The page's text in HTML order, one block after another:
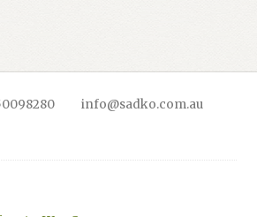
info@sadko.com.au